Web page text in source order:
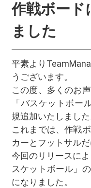
作戦ボード
ました
平素より
うございます。
この度、多くのお
「バスケットボー
規追加いたしました
これまでは、作戦
カーとフットサルだ
今回のリリースに
スケットボール」
になりました。